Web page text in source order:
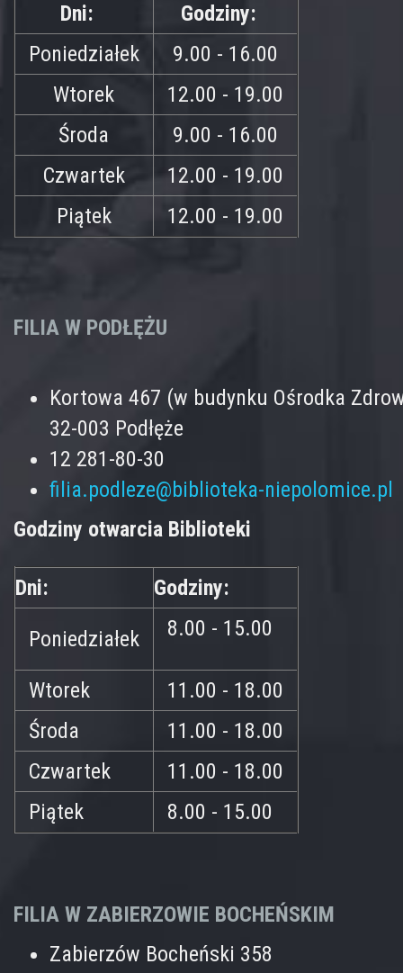
Dni:
Godziny:
Poniedziałek
9.00 - 16.00
Wtorek
12.00 - 19.00
Środa
9.00 - 16.00
Czwartek
12.00 - 19.00
Piątek
12.00 - 19.00
FILIA W PODŁĘŻU
Kortowa 467 (w budynku Ośrodka
32-003 Podłęże
12 281-80-30
filia.podleze@biblioteka-niepolomice.pl
Godziny otwarcia Biblioteki
Dni: Godziny:
Poniedziałek 8.00 - 15.00
Wtorek
11.00 - 18.00
Środa
11.00 - 18.00
Czwartek
11.00 - 18.00
Piątek
8.00 - 15.00
FILIA W ZABIERZOWIE BOCHEŃSKIM
Zabierzów Bocheński 358